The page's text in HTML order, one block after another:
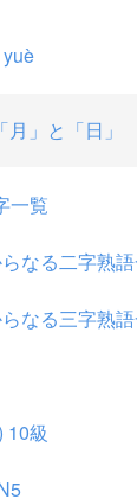
yuè
「月」と「日」
一覧
なる二字熟
なる三字熟
10級